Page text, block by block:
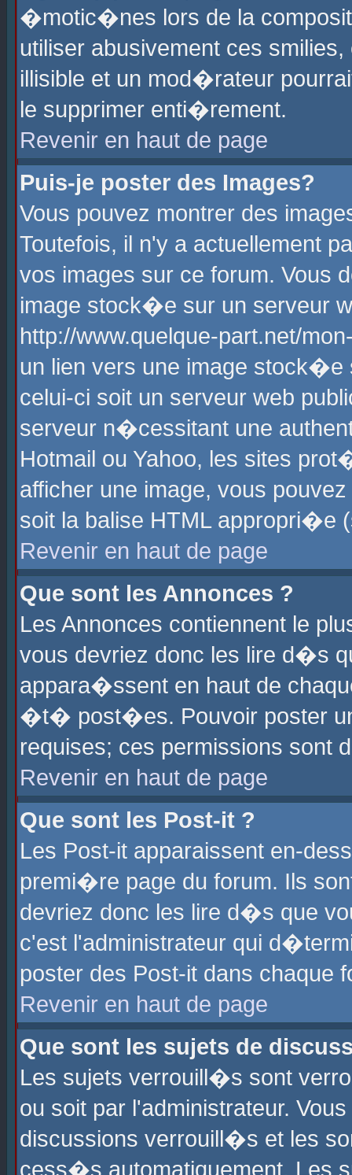
�motic�nes lors de la
utiliser abusivement ces
illisible et un mod�rateur
le supprimer enti�rement.
Revenir en haut de page
Puis-je poster des Images?
Vous pouvez montrer des
Toutefois, il n'y a actuellement
vos images sur ce forum. Vous
image stock�e sur un serveur
http://www.quelque-part.net/
un lien vers une image
celui-ci soit un serveur web
serveur n�cessitant une
Hotmail ou Yahoo, les sites
afficher une image, vous
soit la balise HTML
Revenir en haut de page
Que sont les Annonces ?
Les Annonces contiennent le
vous devriez donc les lire d�s
appara�ssent en haut de
�t� post�es. Pouvoir poster
requises; ces permissions sont
Revenir en haut de page
Que sont les Post-it ?
Les Post-it apparaissent en-
premi�re page du forum. Ils
devriez donc les lire d�s que
c'est l'administrateur qui
poster des Post-it dans chaque
Revenir en haut de page
Que sont les sujets de
Les sujets verrouill�s sont
ou soit par l'administrateur.
discussions verrouill�s et les
cess�s automatiquement. Les